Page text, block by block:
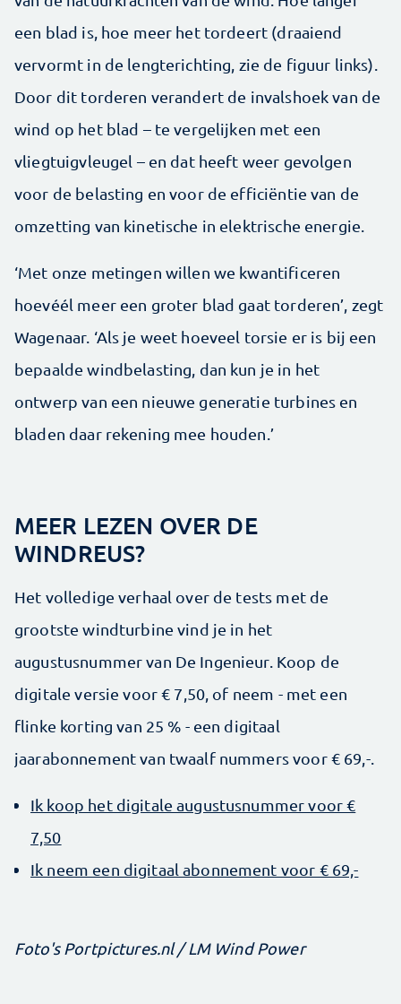
een blad is, hoe meer het tordeert (draaiend
vervormt in de lengterichting, zie de figuur links).
Door dit torderen verandert de invalshoek van de
wind op het blad – te vergelijken met een
vliegtuigvleugel – en dat heeft weer gevolgen
voor de belasting en voor de efficiëntie van de
omzetting van kinetische in elektrische energie.
‘Met onze metingen willen we kwantificeren
hoevéél meer een groter blad gaat torderen’, zegt
Wagenaar. ‘Als je weet hoeveel torsie er is bij een
bepaalde windbelasting, dan kun je in het
ontwerp van een nieuwe generatie turbines en
bladen daar rekening mee houden.’
MEER LEZEN OVER DE
WINDREUS?
Het volledige verhaal over de tests met de
grootste windturbine vind je in het
augustusnummer van De Ingenieur. Koop de
digitale versie voor € 7,50, of neem - met een
flinke korting van 25 % - een digitaal
jaarabonnement van twaalf nummers voor € 69,-.
Ik koop het digitale augustusnummer voor €
7,50
Ik neem een digitaal abonnement voor € 69,-
Foto's Portpictures.nl / LM Wind Power